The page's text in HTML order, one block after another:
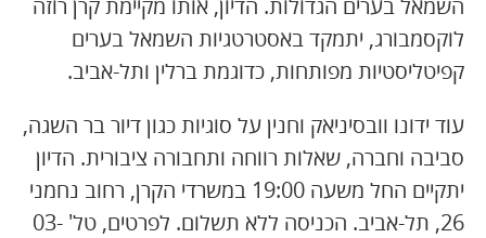
השמאל בערים הגדולות. הדיון, אותו מקיימת קרן רוזה
לוקסמבורג, יתמקד באסטרטגיות השמאל בערים
קפיטליסטיות מפותחות, כדוגמת ברלין ותל-אביב.
עוד ידונו וובסיניאק וחנין על סוגיות כגון דיור בר השגה,
סביבה וחברה, שאלות רווחה ותחבורה ציבורית. הדיון
יתקיים החל משעה 19:00 במשרדי הקרן, רחוב נחמני
26, תל-אביב. הכניסה ללא תשלום. לפרטים, טל' 03-